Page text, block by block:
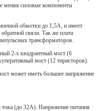
меняя силовые компоненты
обмотки до 1,5А, и имеет
связи. Так же плата
трансформаторов.
2-х квадрантный мост (6
мост (12 тиристоров).
может иметь большее напряжение
тока (до 32А). Напряжение питания